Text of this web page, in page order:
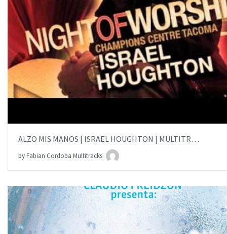
AÑADIR AL PEDIDO
ITEM PRICE: $15.00
ALZO MIS MANOS | ISRAEL HOUGHTON | MULTITRACK
byFabian Cordoba Multitracks